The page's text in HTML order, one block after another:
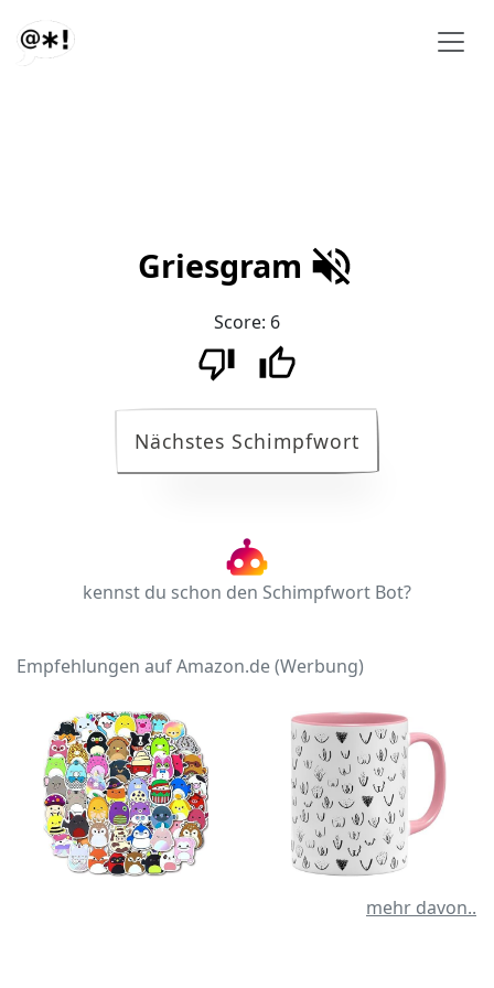
Griesgram
Score: 6
Nächstes Schimpfwort
kennst du schon den Schimpfwort Bot?
Empfehlungen auf Amazon.de (Werbung)
mehr davon..